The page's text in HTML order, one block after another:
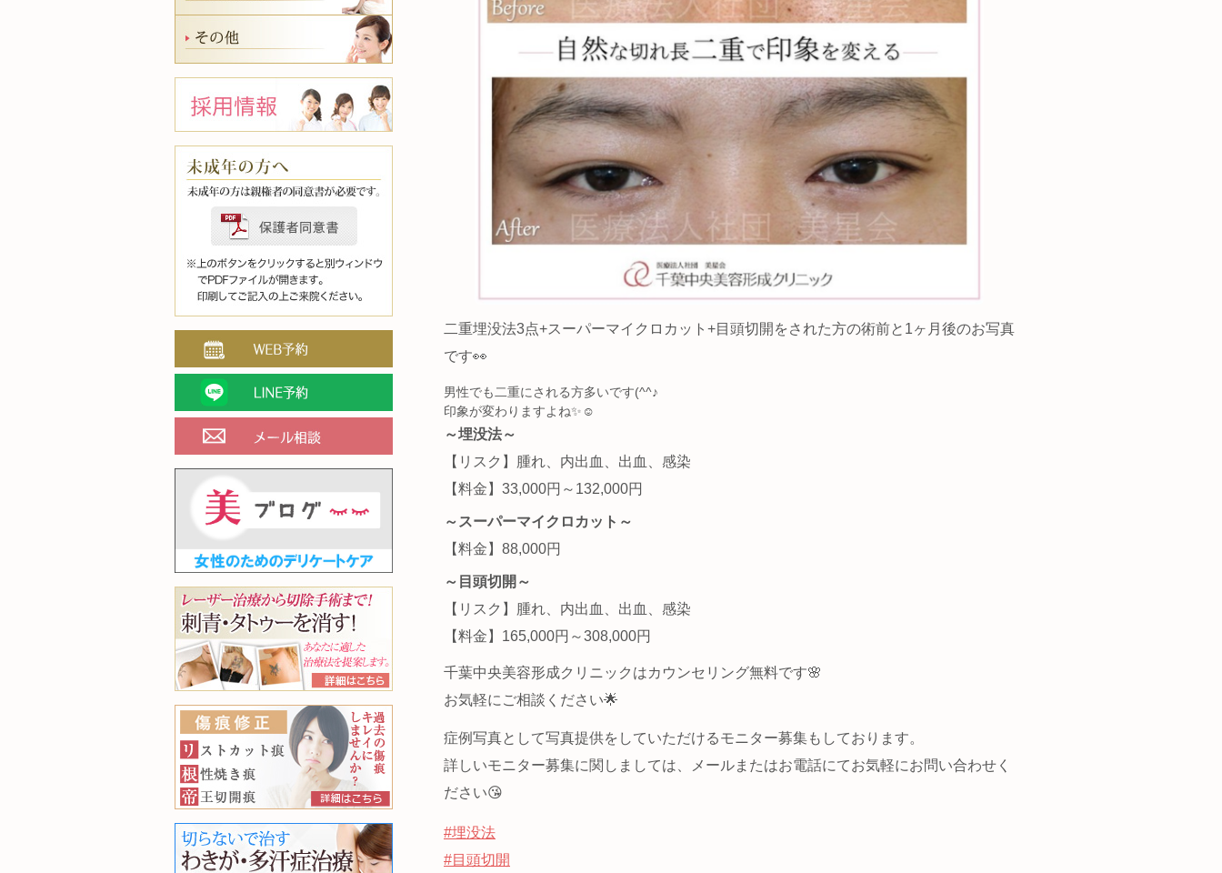
二重埋没法3点+スーパーマイクロカット+目頭切開をされた方の術前と1ヶ月後のお写真
です👀
男性でも二重にされる方多いです(^^♪
印象が変わりますよね✨☺
～埋没法～
【リスク】腫れ、内出血、出血、感染
【料金】33,000円～132,000円
～スーパーマイクロカット～
【料金】88,000円
～目頭切開～
【リスク】腫れ、内出血、出血、感染
【料金】165,000円～308,000円
千葉中央美容形成クリニックはカウンセリング無料です🌸
お気軽にご相談ください🌟
症例写真として写真提供をしていただけるモニター募集もしております。
詳しいモニター募集に関しましては、メールまたはお電話にてお気軽にお問い合わせく
ださい😘
#埋没法
#目頭切開